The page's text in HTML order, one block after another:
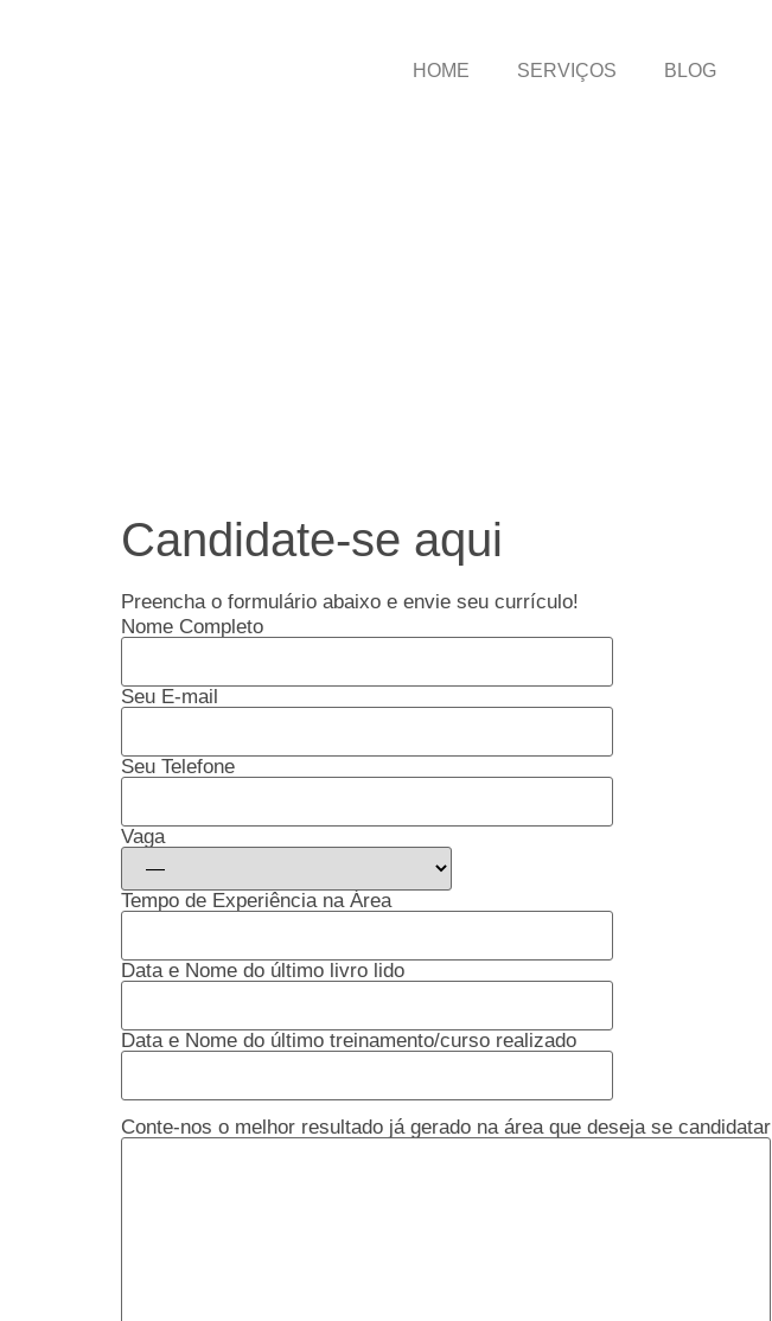
HOME SERVIÇOS BLOG
Candidate-se aqui
Preencha o formulário abaixo e envie seu currículo!
Nome Completo
Seu E-mail
Seu Telefone
Vaga
Tempo de Experiência na Área
Data e Nome do último livro lido
Data e Nome do último treinamento/curso realizado
Conte-nos o melhor resultado já gerado na área que deseja se candidatar